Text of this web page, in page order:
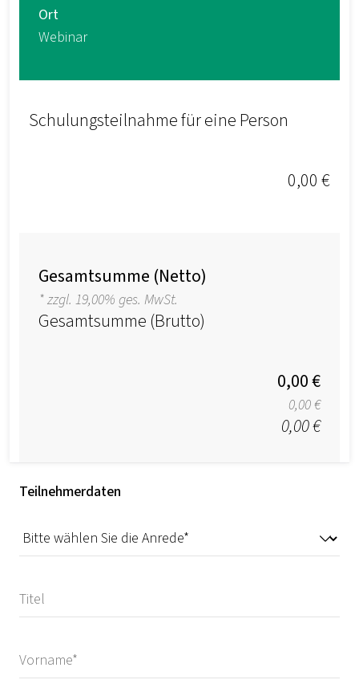
Ort
Webinar
Schulungsteilnahme für eine Person
0,00 €
Gesamtsumme (Netto)
* zzgl. 19,00% ges. MwSt.
Gesamtsumme (Brutto)
0,00 €
0,00 €
0,00 €
Teilnehmerdaten